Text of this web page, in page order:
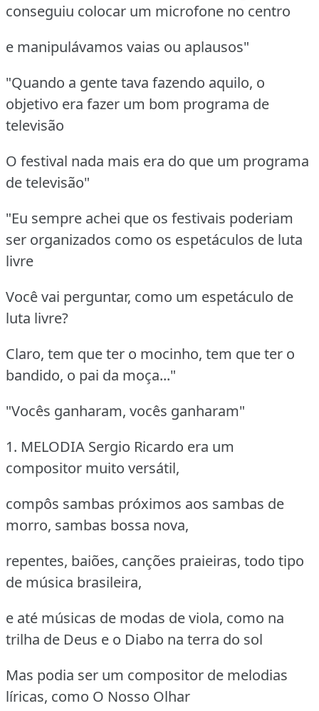
conseguiu colocar um microfone no centro
e manipulávamos vaias ou aplausos"
"Quando a gente tava fazendo aquilo, o
objetivo era fazer um bom programa de
televisão
O festival nada mais era do que um programa
de televisão"
"Eu sempre achei que os festivais poderiam
ser organizados como os espetáculos de luta
livre
Você vai perguntar, como um espetáculo de
luta livre?
Claro, tem que ter o mocinho, tem que ter o
bandido, o pai da moça..."
"Vocês ganharam, vocês ganharam"
1. MELODIA Sergio Ricardo era um
compositor muito versátil,
compôs sambas próximos aos sambas de
morro, sambas bossa nova,
repentes, baiões, canções praieiras, todo tipo
de música brasileira,
e até músicas de modas de viola, como na
trilha de Deus e o Diabo na terra do sol
Mas podia ser um compositor de melodias
líricas, como O Nosso Olhar